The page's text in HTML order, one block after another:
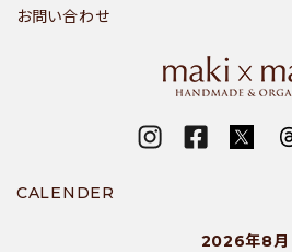
お問い合わせ
CALENDER
2026年8月